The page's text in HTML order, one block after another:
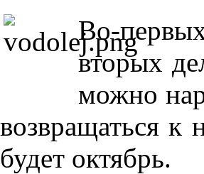
Во-
вторых
можно
возвращаться
будет октябрь.